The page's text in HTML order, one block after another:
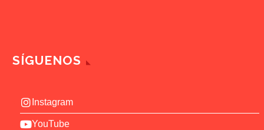
SÍGUENOS
Instagram
YouTube